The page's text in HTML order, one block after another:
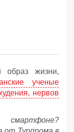
образ жизни,
ученые
нервов